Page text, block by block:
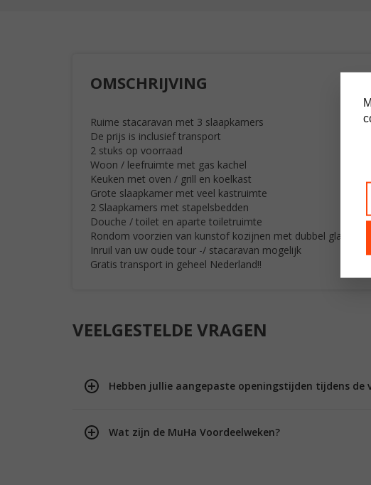
OMSCHRIJVING
Ruime stacaravan met 3 slaapkamers
De prijs is inclusief transport
2 stuks op voorraad
Woon / leefruimte met gas kachel
Keuken met oven / grill en koelkast
Grote slaapkamer met veel kastruimte
2 Slaapkamers met stapelsbedden
Douche / toilet en aparte toiletruimte
Rondom voorzien van kunstof kozijnen met dubbel glas
Inruil van uw oude tour -/ stacaravan mogelijk
Gratis transport in geheel Nederland!!
VEELGESTELDE VRAGEN
Hebben jullie aangepaste openingstijden tijdens de
Wat zijn de MuHa Voordeelweken?